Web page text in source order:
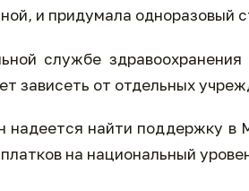
и придумала одноразовый
службе
зависеть от отдельных
надеется найти поддержку в
на национальный